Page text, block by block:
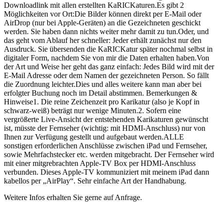
Downloadlink mit allen erstellten KaRICKaturen.Es gibt 2
Möglichkeiten vor Ort:Die Bilder können direkt per E-Mail oder
AirDrop (nur bei Apple-Geräten) an die Gezeichneten geschickt
werden. Sie haben dann nichts weiter mehr damit zu tun.Oder, und
das geht vom Ablauf her schneller: Jeder erhält zunächst nur den
Ausdruck. Sie übersenden die KaRICKatur später nochmal selbst in
digitaler Form, nachdem Sie von mir die Daten erhalten haben.Von
der Art und Weise her geht das ganz einfach: Jedes Bild wird mit der
E-Mail Adresse oder dem Namen der gezeichneten Person. So fällt
die Zuordnung leichter.Dies und alles weitere kann man aber bei
erfolgter Buchung noch im Detail abstimmen. Bemerkungen &
Hinweise1. Die reine Zeichenzeit pro Karikatur (also je Kopf in
schwarz-weiß) beträgt nur wenige Minuten.2. Sofern eine
vergrößerte Live-Ansicht der entstehenden Karikaturen gewünscht
ist, müsste der Fernseher (wichtig: mit HDMI-Anschluss) nur von
Ihnen zur Verfügung gestellt und aufgebaut werden.ALLE
sonstigen erforderlichen Anschlüsse zwischen iPad und Fernseher,
sowie Mehrfachstecker etc. werden mitgebracht. Der Fernseher wird
mit einer mitgrebrachten Apple-TV Box per HDMI-Anschluss
verbunden. Dieses Apple-TV kommuniziert mit meinem iPad dann
kabellos per „AirPlay“. Sehr einfache Art der Handhabung.
Weitere Infos erhalten Sie gerne auf Anfrage.